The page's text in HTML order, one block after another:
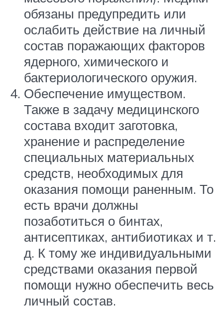
обязаны предупредить или
ослабить действие на личный
состав поражающих факторов
ядерного, химического и
бактериологического оружия.
Обеспечение имуществом.
Также в задачу медицинского
состава входит заготовка,
хранение и распределение
специальных материальных
средств, необходимых для
оказания помощи раненным. То
есть врачи должны
позаботиться о бинтах,
антисептиках, антибиотиках и т.
д. К тому же индивидуальными
средствами оказания первой
помощи нужно обеспечить весь
личный состав.